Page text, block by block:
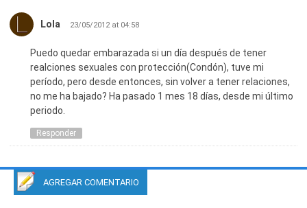
Lola 23/05/2012 at 04:58
Puedo quedar embarazada si un día después de tener
realciones sexuales con protección(Condón), tuve mi
período, pero desde entonces, sin volver a tener relaciones,
no me ha bajado? Ha pasado 1 mes 18 días, desde mi último
periodo.
Responder
AGREGAR COMENTARIO